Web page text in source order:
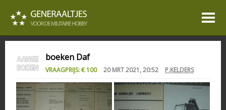
boeken Daf
VRAAGPRIJS: € 100 20 MRT 2021, 20:52 P.KELDERS